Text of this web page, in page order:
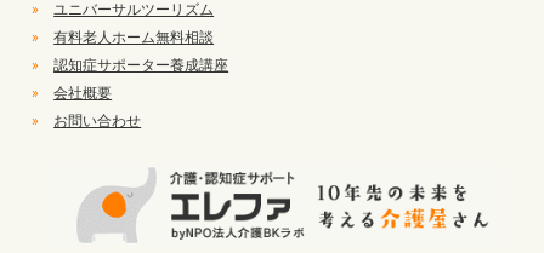
»
ユニバーサルツーリズム
»
有料老人ホーム無料相談
»
認知症サポーター養成講座
»
会社概要
»
お問い合わせ